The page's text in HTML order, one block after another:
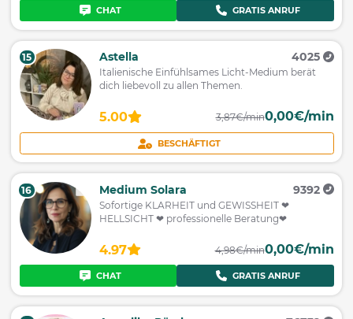
CHAT GRATIS ANRUF
15 Astella 4025
Italienische Einfühlsames Licht-Medium berät
dich liebevoll zu allen Themen.
5.00 3,87€/min0,00€/min
BESCHÄFTIGT
16 Medium Solara 9392
Sofortige KLARHEIT und GEWISSHEIT ❤
HELLSICHT ❤ professionelle Beratung❤
4.97 4,98€/min0,00€/min
CHAT GRATIS ANRUF